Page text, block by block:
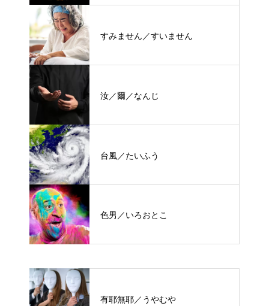
すみません／すいません
汝／爾／なんじ
台風／たいふう
色男／いろおとこ
有耶無耶／うやむや